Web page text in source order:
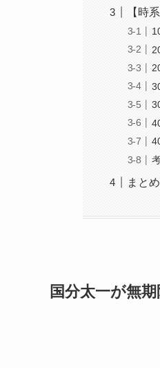
【時
まとめ
国分太一が無